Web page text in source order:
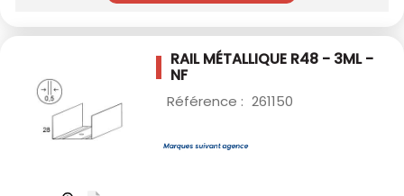
RAIL MÉTALLIQUE R48 - 3ML -
NF
Référence : 261150